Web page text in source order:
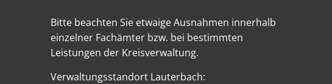
Bitte beachten Sie etwaige Ausnahmen innerhalb
einzelner Fachämter bzw. bei bestimmten
Leistungen der Kreisverwaltung.
Verwaltungsstandort Lauterbach: